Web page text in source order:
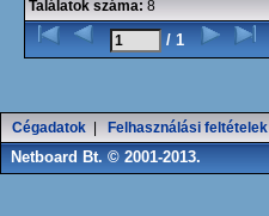
Találatok száma: 8
/ 1
Cégadatok Felhasználási feltételek
Netboard Bt. © 2001-2013.